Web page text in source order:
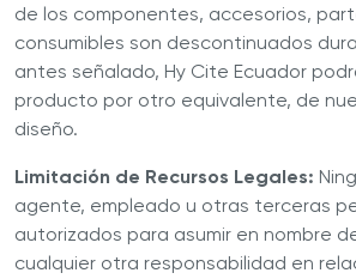
de los componentes, accesorios,
consumibles son descontinuados
antes señalado, Hy Cite Ecuador
producto por otro equivalente, de
diseño.
Limitación de Recursos Legales:
agente, empleado u otras terceras
autorizados para asumir en nombre
cualquier otra responsabilidad en